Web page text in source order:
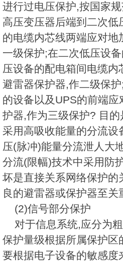
进行过电压保护,按国家
高压变压器后端到二次低
的电缆内芯线两端应对
一级保护;在二次低压设
压设备的配电箱间电缆内
避雷器保护器,作二级保
的设备以及UPS的前端
护器,作为三级保护? 目
采用高吸收能量的分流
压(脉冲)能量分流泄人大
分流(限幅)技术中采用防
坏是直接关系网络保护的
良的避雷器或保护器至关
(2)信号部分保护
对于信息系统,应分为
保护量级根据所属保护区
要根据电子设备的敏感度